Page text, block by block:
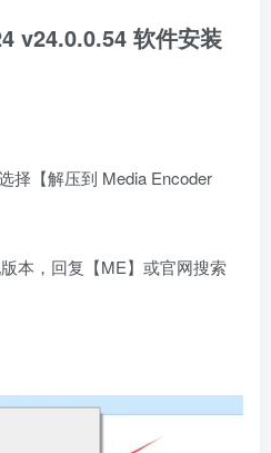
v24.0.0.54 软件安装
择【解压到 Media Encoder
本，回复【ME】或官网搜索